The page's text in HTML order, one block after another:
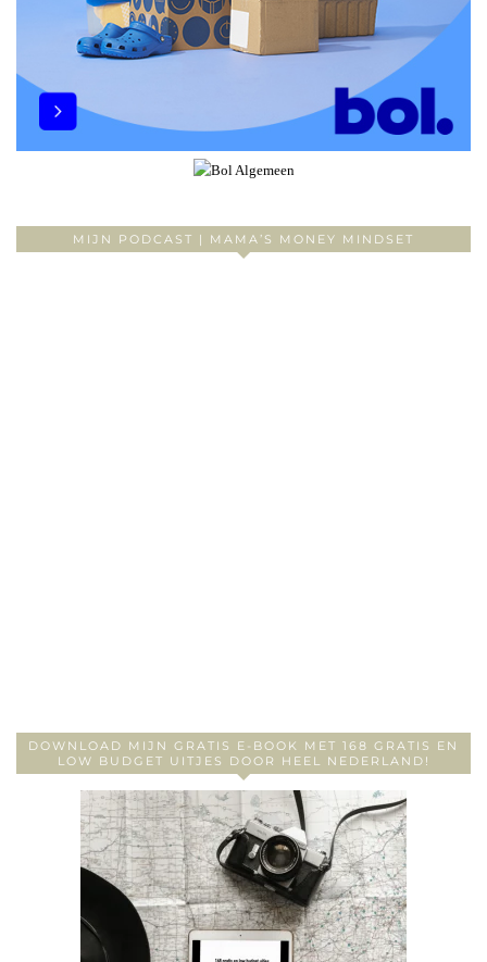
MIJN PODCAST | MAMA’S MONEY MINDSET
DOWNLOAD MIJN GRATIS E-BOOK MET 168 GRATIS EN
LOW BUDGET UITJES DOOR HEEL NEDERLAND!